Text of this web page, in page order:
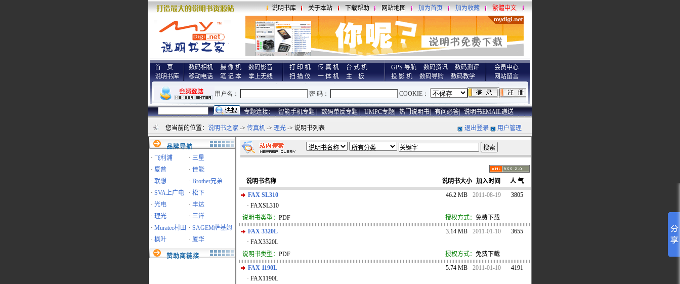
说明书库 关于本站 下载帮助 网站地图 加为首页 加为收藏 繁體中文
首 页
说明书库
数码相机 摄 像 机
数码影音
移动电话
笔 记 本 掌上无线
打 印 机 传 真 机
台 式 机
扫 描 仪
一 体 机 主 板
GPS 导航 数码资讯
数码测评
投 影 机
数码导购 数码教学
会员中心
网站留言
专题连接： 智能手机专题 | 数码单反专题 | UMPC专题| 热门说明书| 有问必答| 说明书EMAIL递送
您当前的位置： 说明书之家 -> 传真机 -> 理光 -> 说明书列表 退出登录 用户管理
品牌导航
·
飞利浦 · 三星
· 夏普 · 佳能
· 联想 · Brother兄弟
· SVA上广电 · 松下
· 光电 · 丰达
· 理光 · 三洋
· Muratec村田 · SAGEM萨基姆
· 枫叶 · 厦华
赞助商链接
说明书名称 说明书大小 加入时间
人 气
FAX SL310
46.2 MB 2011-08-19
3805
· FAXSL310
说明书类型： PDF 授权方式： 免费下载
FAX 3320L
3.14 MB 2011-01-10
3655
· FAX3320L
说明书类型： PDF 授权方式： 免费下载
FAX 1190L
5.74 MB 2011-01-10
4191
· FAX1190L